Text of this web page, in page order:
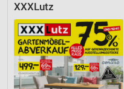
XXXLutz